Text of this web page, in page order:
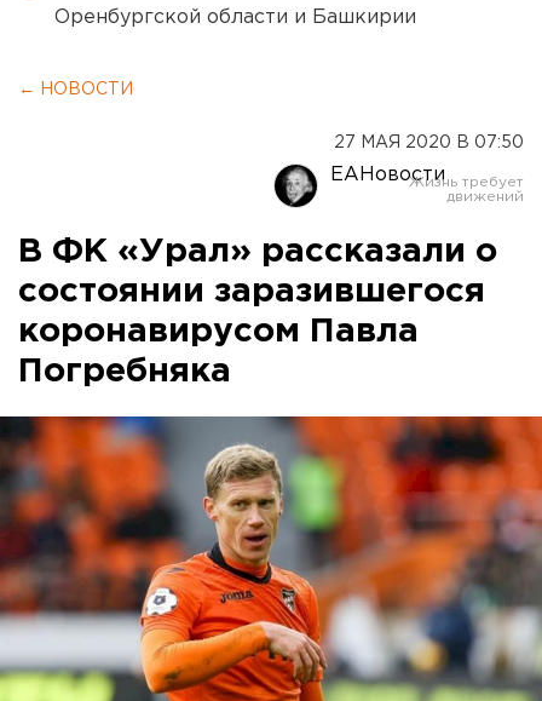
Оренбургской области и Башкирии
← НОВОСТИ
27 МАЯ 2020 В 07:50
ЕАНовости
В ФК «Урал» рассказали о
состоянии заразившегося
коронавирусом Павла
Погребняка